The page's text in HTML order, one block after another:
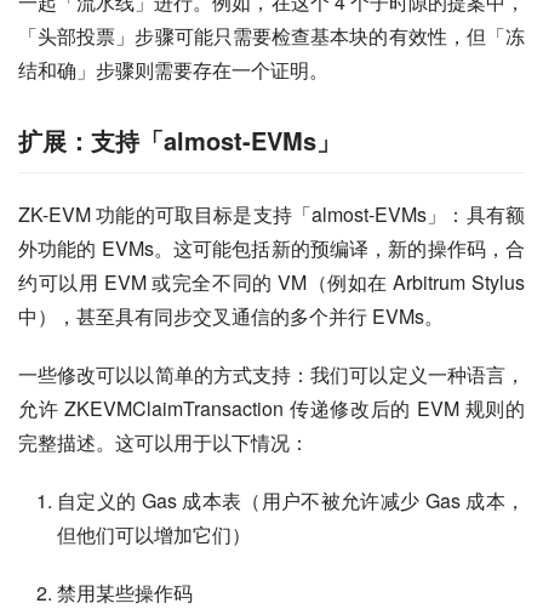
「头部投票」步骤可能只需要检查基本块的有效性，但「冻
结和确」步骤则需要存在一个证明。
扩展：支持「almost-EVMs」
ZK-EVM 功能的可取目标是支持「almost-EVMs」：具有额
外功能的 EVMs。这可能包括新的预编译，新的操作码，合
约可以用 EVM 或完全不同的 VM（例如在 Arbitrum Stylus
中），甚至具有同步交叉通信的多个并行 EVMs。
一些修改可以以简单的方式支持：我们可以定义一种语言，
允许 ZKEVMClaimTransaction 传递修改后的 EVM 规则的
完整描述。这可以用于以下情况：
自定义的 Gas 成本表（用户不被允许减少 Gas 成本，
但他们可以增加它们）
禁用某些操作码